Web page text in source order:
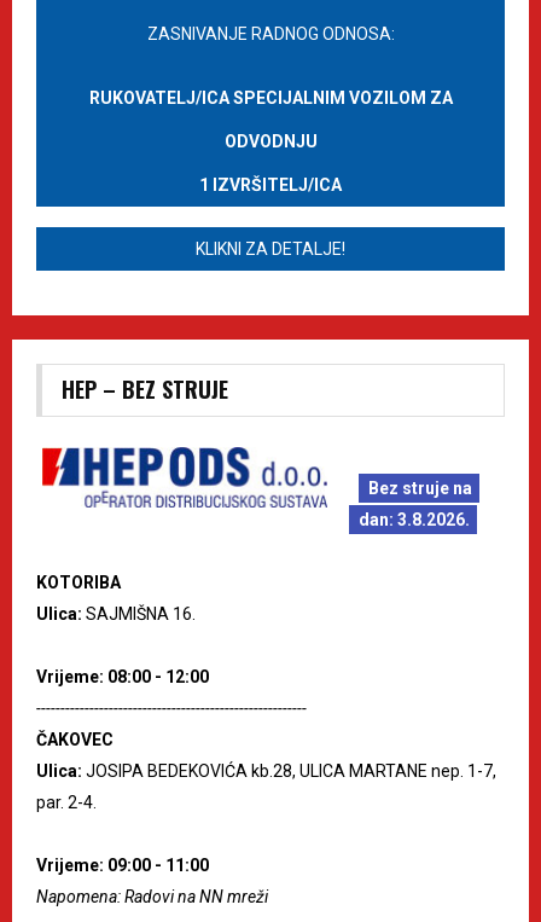
ZASNIVANJE RADNOG ODNOSA:
RUKOVATELJ/ICA SPECIJALNIM VOZILOM ZA
ODVODNJU
1 IZVRŠITELJ/ICA
KLIKNI ZA DETALJE!
HEP – BEZ STRUJE
Bez struje na
dan: 3.8.2026.
KOTORIBA
Ulica: SAJMIŠNA 16.
Vrijeme: 08:00 - 12:00
--------------------------------------------------------
ČAKOVEC
Ulica: JOSIPA BEDEKOVIĆA kb.28, ULICA MARTANE nep. 1-7,
par. 2-4.
Vrijeme: 09:00 - 11:00
Napomena: Radovi na NN mreži